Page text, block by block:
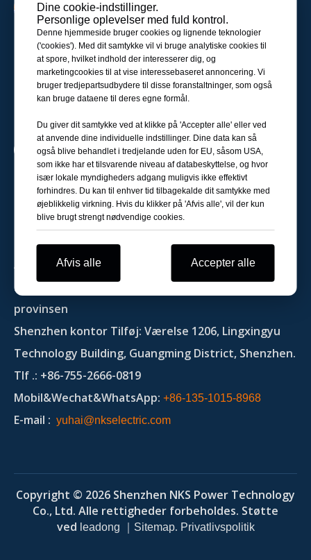
Dine cookie-indstillinger.
Personlige oplevelser med fuld kontrol.
Denne hjemmeside bruger cookies og lignende teknologier
('cookies'). Med dit samtykke vil vi bruge analytiske cookies til
at spore, hvilket indhold der interesserer dig, og
marketingcookies til at vise interessebaseret annoncering. Vi
bruger tredjepartsudbydere til disse foranstaltninger, som også
kan bruge dataene til deres egne formål.
Du giver dit samtykke ved at klikke på 'Accepter alle' eller ved
at anvende dine individuelle indstillinger. Dine data kan så
også blive behandlet i tredjelande uden for EU, såsom USA,
som ikke har et tilsvarende niveau af databeskyttelse, og hvor
især lokale myndigheders adgang muligvis ikke effektivt
forhindres. Du kan til enhver tid tilbagekalde dit samtykke med
øjeblikkelig virkning. Hvis du klikker på 'Afvis alle', vil der kun
blive brugt strengt nødvendige cookies.
Afvis alle Accepter alle
NKS Power overholder konceptet om
miljøvenlighed og smart forbindelse, og er villig til
at arbejde sammen med dig for at skabe grøn og
bæredygtig udvikling, førende smart teknologi
kraftindustri.
Produktkategori
Hurtige links
Kontakt os
Adresse:nr. 6, Sanzhualun Avenue, Xiangtian
Industrial Park, Jing'an County, Yichun City, Jiangxi-
provinsen
Shenzhen kontor Tilføj: Værelse 1206, Lingxingyu
Technology Building, Guangming District, Shenzhen.
Tlf .: +86-755-2666-0819
Mobil&Wechat&WhatsApp: +86-135-1015-8968
E-mail : yuhai@nkselectric.com
Copyright © 2026 Shenzhen NKS Power Technology
Co., Ltd. Alle rettigheder forbeholdes. Støtte
ved leadong ｜ Sitemap. Privatlivspolitik